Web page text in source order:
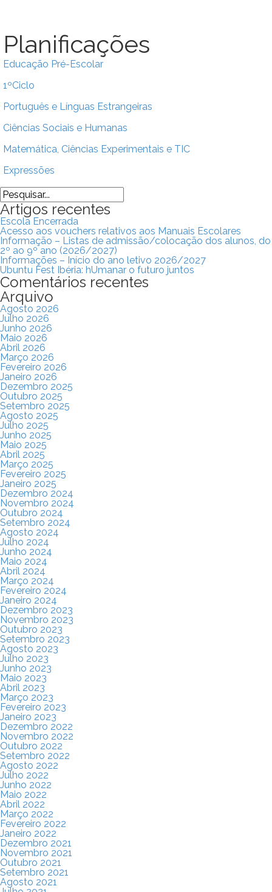
Planificações
Educação Pré-Escolar
1ºCiclo
Português e Línguas Estrangeiras
Ciências Sociais e Humanas
Matemática, Ciências Experimentais e TIC
Expressões
Search
Artigos recentes
Escola Encerrada
Acesso aos vouchers relativos aos Manuais Escolares
Informação – Listas de admissão/colocação dos alunos, do
2º ao 9º ano (2026/2027)
Informações – Início do ano letivo 2026/2027
Ubuntu Fest Ibéria: hUmanar o futuro juntos
Comentários recentes
Arquivo
Agosto 2026
Julho 2026
Junho 2026
Maio 2026
Abril 2026
Março 2026
Fevereiro 2026
Janeiro 2026
Dezembro 2025
Outubro 2025
Setembro 2025
Agosto 2025
Julho 2025
Junho 2025
Maio 2025
Abril 2025
Março 2025
Fevereiro 2025
Janeiro 2025
Dezembro 2024
Novembro 2024
Outubro 2024
Setembro 2024
Agosto 2024
Julho 2024
Junho 2024
Maio 2024
Abril 2024
Março 2024
Fevereiro 2024
Janeiro 2024
Dezembro 2023
Novembro 2023
Outubro 2023
Setembro 2023
Agosto 2023
Julho 2023
Junho 2023
Maio 2023
Abril 2023
Março 2023
Fevereiro 2023
Janeiro 2023
Dezembro 2022
Novembro 2022
Outubro 2022
Setembro 2022
Agosto 2022
Julho 2022
Junho 2022
Maio 2022
Abril 2022
Março 2022
Fevereiro 2022
Janeiro 2022
Dezembro 2021
Novembro 2021
Outubro 2021
Setembro 2021
Agosto 2021